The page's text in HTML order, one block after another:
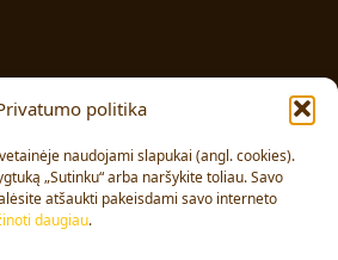
politika
naudojami slapukai (angl. cookies).
„Sutinku“ arba naršykite toliau. Savo
atšaukti pakeisdami savo interneto
daugiau.
Nr.: 991331
18, LT-63176, Alytus
653
453